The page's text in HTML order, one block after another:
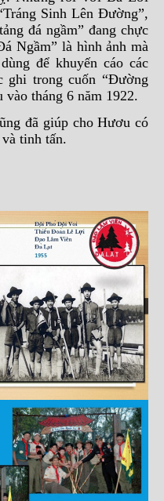
Sinh Lên Đường”,
đá ngầm” đang chực
Ngầm” là hình ảnh mà
để khuyến cáo các
ghi trong cuốn “Đường
vào tháng 6 năm 1922.
đã giúp cho Hươu có
tinh tấn.